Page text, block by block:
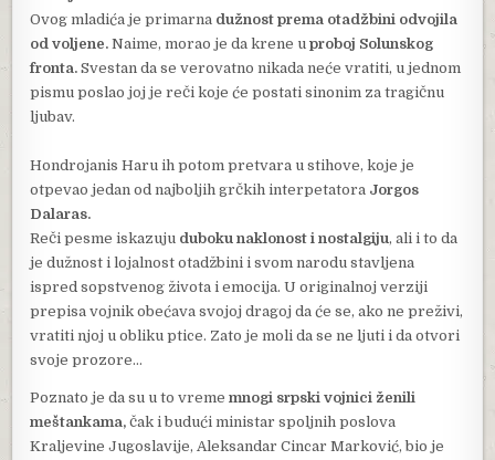
Ovog mladića je primarna dužnost prema otadžbini odvojila
od voljene. Naime, morao je da krene uproboj Solunskog
fronta. Svestan da se verovatno nikada neće vratiti, u jednom
pismu poslao joj je reči koje će postati sinonim za tragičnu
ljubav.
Hondrojanis Haru ih potom pretvara u stihove, koje je
otpevao jedan od najboljih grčkih interpetatora Jorgos
Dalaras.
Reči pesme iskazuju duboku naklonost i nostalgiju, ali i to da
je dužnost i lojalnost otadžbini i svom narodu stavljena
ispred sopstvenog života i emocija. U originalnoj verziji
prepisa vojnik obećava svojoj dragoj da će se, ako ne preživi,
vratiti njoj u obliku ptice. Zato je moli da se ne ljuti i da otvori
svoje prozore…
Poznato je da su u to vrememnogi srpski vojnici ženili
meštankama, čak i budući ministar spoljnih poslova
Kraljevine Jugoslavije, Aleksandar Cincar Marković, bio je